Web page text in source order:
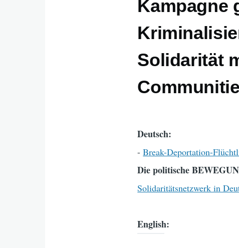
Kampagne
Solidarität
Deutsch:
-Break-Deportation-
Die politische
Solidaritätsnetzwerk in
English: